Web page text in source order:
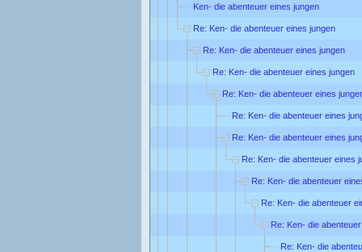
Ken- die abenteuer eines jungen
Re: Ken- die abenteuer eines jungen
Re: Ken- die abenteuer eines jungen
Re: Ken- die abenteuer eines jungen
Re: Ken- die abenteuer eines
Re: Ken- die abenteuer eines
Re: Ken- die abenteuer eines
Re: Ken- die abenteuer eines
Re: Ken- die abenteuer
Re: Ken- die abenteuer
Re: Ken- die
Re: Ken- die